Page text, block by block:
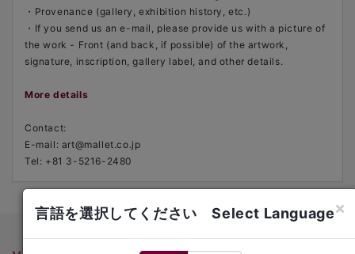
・Provenance (gallery, exhibition history, etc.)
・If you send us an e-mail, please provide us with a picture of
the work - Front (and back, if possible) of the artwork,
signature, inscription, gallery label, and other details.
More details
Contact:
E-mail: art@mallet.co.jp
Tel: +81 3-5216-2480
言語を選択してください Select Language×